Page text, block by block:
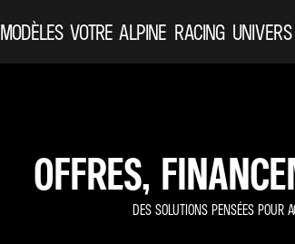
MODÈLES VOTRE ALPINE RACING
OFFRES,
DES SOLUTIONS PENSÉES POUR